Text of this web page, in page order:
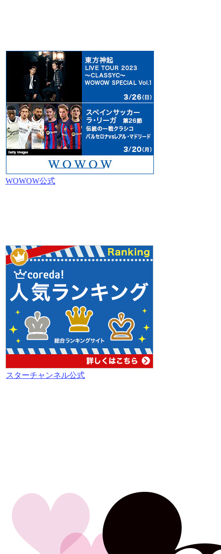
WOWOW公式
スターチャンネル公式